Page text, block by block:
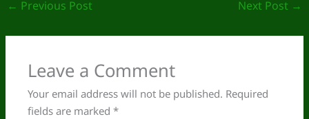
← Previous Post Next Post →
Leave a Comment
Your email address will not be published. Required
fields are marked*